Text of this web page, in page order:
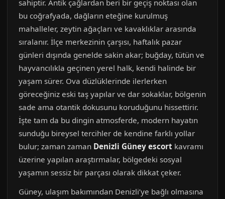
sahiptir. Antik çağlardan beri bir geçiş noktası olan
bu coğrafyada, dağların eteğine kurulmuş
mahalleler, zeytin ağaçları ve kavaklıklar arasında
sıralanır. İlçe merkezinin çarşısı, haftalık pazar
günleri dışında genelde sakin akar; buğday, tütün ve
hayvancılıkla geçinen yerel halk, kendi halinde bir
yaşam sürer. Ova düzlüklerinde ilerlerken
göreceğiniz eski taş yapılar ve dar sokaklar, bölgenin
sade ama otantik dokusunu koruduğunu hissettirir.
İşte tam da bu dingin atmosferde, modern hayatın
sunduğu bireysel tercihler de kendine farklı yollar
bulur; zaman zaman Denizli Güney escort kavramı
üzerine yapılan araştırmalar, bölgedeki sosyal
yaşamın sessiz bir parçası olarak dikkat çeker.
Güney, ulaşım bakımından Denizli’ye bağlı olmasına